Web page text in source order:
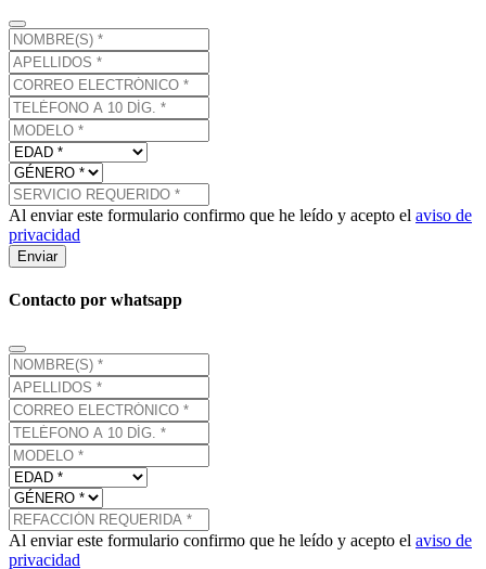
Al enviar este formulario confirmo que he leído y acepto el aviso de
privacidad
Enviar
Contacto por whatsapp
Al enviar este formulario confirmo que he leído y acepto el aviso de
privacidad